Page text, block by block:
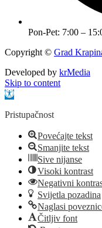
Pon-Pet: 7:00 –
Copyright © Grad
Developed by krMedia
Skip to content
Open toolbar
Pristupačnost
Povećajte tekst
Smanjite tekst
Sive nijanse
Visoki kontrast
Negativni
Svijetla pozadina
Naglasi
Čitljiv font